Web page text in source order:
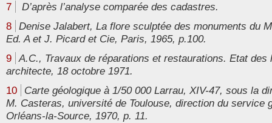
7
D’après l’analyse comparée des cadastres.
8 Denise Jalabert, La flore sculptée des monuments du
Ed. A et J. Picard et Cie, Paris, 1965, p.100.
9 A.C., Travaux de réparations et restaurations. Etat des
architecte, 18 octobre 1971.
10
Carte géologique à 1/50 000 Larrau, XIV-47, sous la
M. Casteras, université de Toulouse, direction du service
Orléans-la-Source, 1970, p. 11.